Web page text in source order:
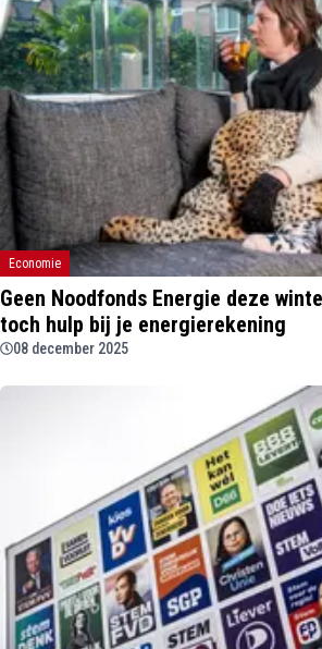
Economie
Geen Noodfonds Energie deze
toch hulp bij je energierekening
08 december 2025